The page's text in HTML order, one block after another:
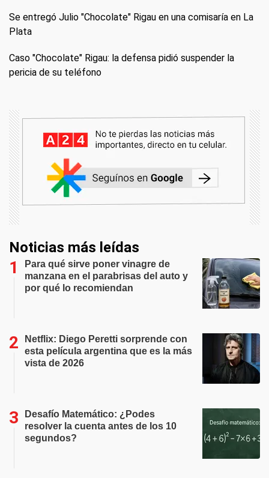
Se entregó Julio "Chocolate" Rigau en una comisaría en La
Plata
Caso "Chocolate" Rigau: la defensa pidió suspender la
pericia de su teléfono
Noticias más leídas
Para qué sirve poner vinagre de
manzana en el parabrisas del auto y
por qué lo recomiendan
Netflix: Diego Peretti sorprende con
esta película argentina que es la más
vista de 2026
Desafío Matemático: ¿Podes
resolver la cuenta antes de los 10
segundos?